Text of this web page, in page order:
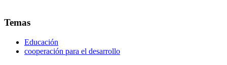
Temas
Educación
cooperación para el desarrollo